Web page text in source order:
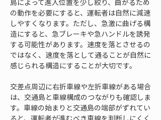
島によって進入位置を少し絞り、曲がるため
の動作を必要にすると、運転者は自然に減速
しやすくなります。ただし、急激に曲げる構
造にすると、急ブレーキや急ハンドルを誘発
する可能性があります。速度を落とさせるの
ではなく、速度を落として通ることが自然に
感じられる構造にすることが大切です。
交差点周辺に右折車線や左折車線がある場合
は、交通島と車線構成のつながりも確認しま
す。車線の始まりと交通島の端部がずれてい
ると、運転者が進むべき車線を判断しにくく